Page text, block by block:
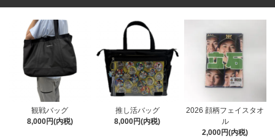
観戦バッグ
8,000円(内税)
推し活バッグ
8,000円(内税)
2026 顔柄フェイスタオ
ル
2,000円(内税)